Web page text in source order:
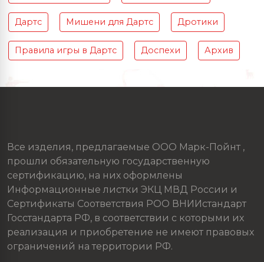
Дартс Мишени для Дартс Дротики
Правила игры в Дартс Доспехи Архив
Все изделия, предлагаемые ООО Марк-Пойнт ,
прошли обязательную государственную
сертификацию, на них оформлены
Информационные листки ЭКЦ МВД России и
Сертификаты Соответствия РОО ВНИИстандарт
Госстандарта РФ, в соответствии с которыми их
реализация и приобретение не имеют правовых
ограничений на территории РФ.